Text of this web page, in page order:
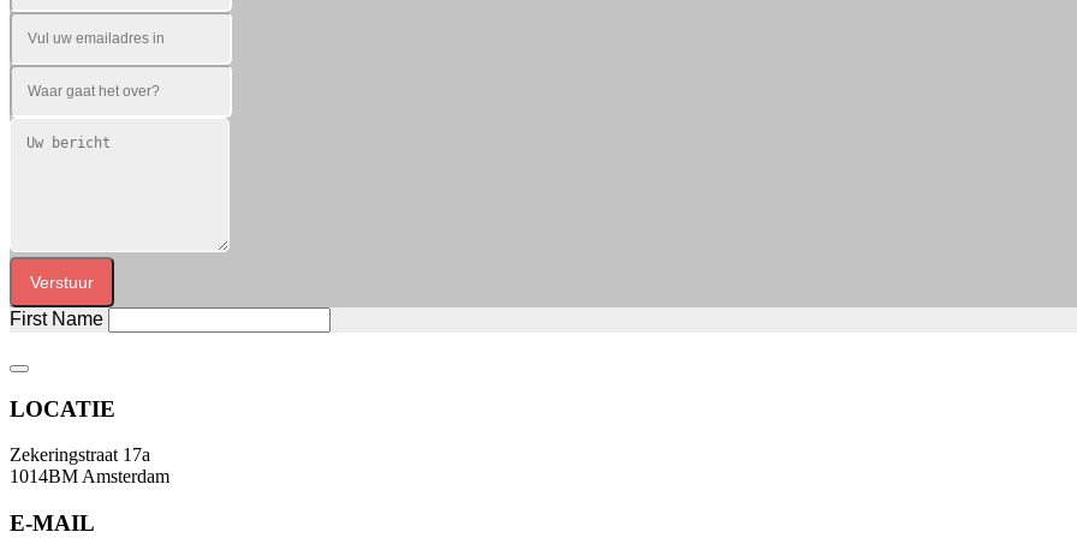
Verstuur
First Name
LOCATIE
Zekeringstraat 17a
1014BM Amsterdam
E-MAIL